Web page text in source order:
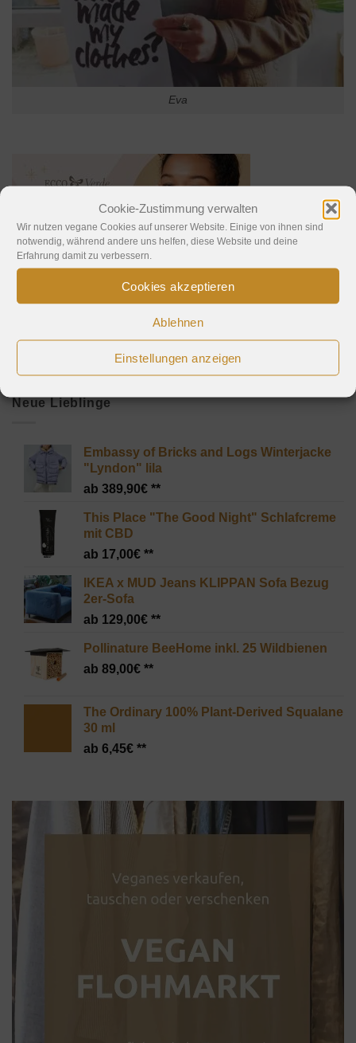
Cookie-Zustimmung verwalten
Wir nutzen vegane Cookies auf unserer Website. Einige von ihnen sind
notwendig, während andere uns helfen, diese Website und deine
Erfahrung damit zu verbessern.
Cookies akzeptieren
Ablehnen
Einstellungen anzeigen
Eva
Neue Lieblinge
Embassy of Bricks and Logs Winterjacke
"Lyndon" lila
389,90€
This Place "The Good Night" Schlafcreme
mit CBD
17,00€
IKEA x MUD Jeans KLIPPAN Sofa Bezug
2er-Sofa
129,00€
Pollinature BeeHome inkl. 25 Wildbienen
89,00€
The Ordinary 100% Plant-Derived Squalane
30 ml
6,45€